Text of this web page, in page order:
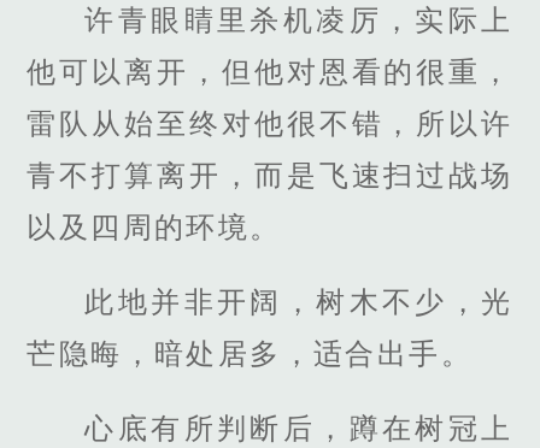
许青眼睛里杀机凌厉，实际上
他可以离开，但他对恩看的很重，
雷队从始至终对他很不错，所以许
青不打算离开，而是飞速扫过战场
以及四周的环境。
此地并非开阔，树木不少，光
芒隐晦，暗处居多，适合出手。
心底有所判断后，蹲在树冠上